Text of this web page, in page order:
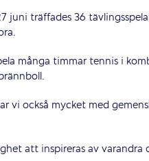
juni träffades 36
många timmar tennis i
vi också mycket med
att inspireras av